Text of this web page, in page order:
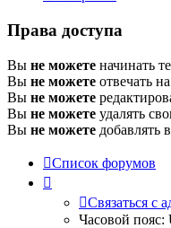
Права доступа
Вы не можете начинать
Вы не можете отвечать
Вы не можете
Вы не можете удалять
Вы не можете добавлять
Список форумов
Связаться с
Часовой пояс: